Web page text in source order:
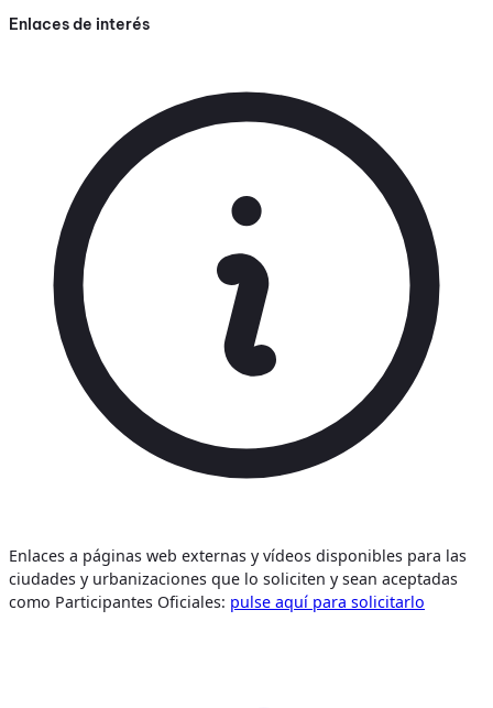
Enlaces de interés
Enlaces a páginas web externas y vídeos disponibles para las
ciudades y urbanizaciones que lo soliciten y sean aceptadas
como Participantes Oficiales: pulse aquí para solicitarlo